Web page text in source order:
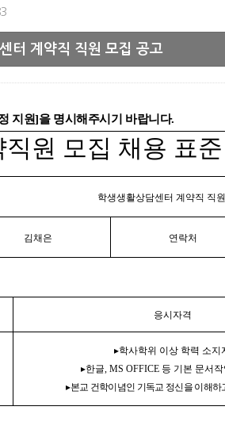
터 계약직 직원 모집 공고
지원]을 명시해주시기 바랍니다.
직원 모집 채용 표
학생생활상담센터 계약직 직
김채은 연락처
응시자격
▸학사학위 이상 학력 소지
▸한글, MS OFFICE 등 기본 문서
▸본교 건학이념인 기독교 정신을 이해하